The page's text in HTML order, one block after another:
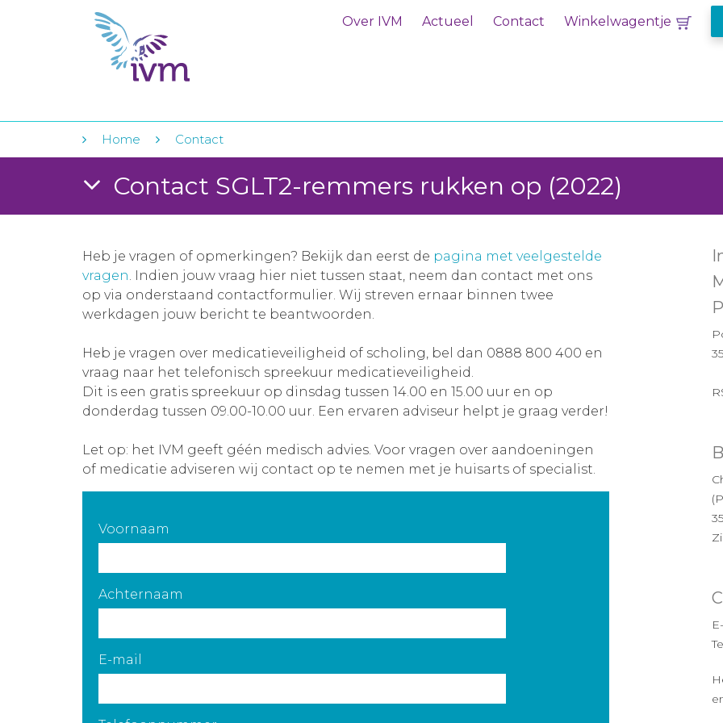
Over IVM Actueel Contact Winkelwagentje
Home Contact
Contact SGLT2-remmers rukken op (2022)
Heb je vragen of opmerkingen? Bekijk dan eerst de pagina met veelgestelde
vragen. Indien jouw vraag hier niet tussen staat, neem dan contact met ons
op via onderstaand contactformulier. Wij streven ernaar binnen twee
werkdagen jouw bericht te beantwoorden.
Heb je vragen over medicatieveiligheid of scholing, bel dan 0888 800 400 en
vraag naar het telefonisch spreekuur medicatieveiligheid.
Dit is een gratis spreekuur op dinsdag tussen 14.00 en 15.00 uur en op
donderdag tussen 09.00-10.00 uur. Een ervaren adviseur helpt je graag verder!
Let op: het IVM geeft géén medisch advies. Voor vragen over aandoeningen
of medicatie adviseren wij contact op te nemen met je huisarts of specialist.
Voornaam
Achternaam
E-mail